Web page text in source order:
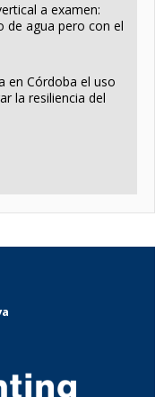
a examen:
de agua pero con el
en Córdoba el uso
la resiliencia del